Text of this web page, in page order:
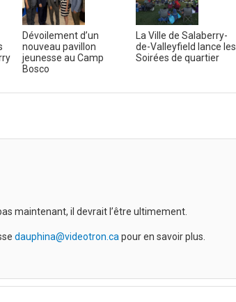
Dévoilement d’un
nouveau pavillon
jeunesse au Camp
Bosco
La Ville de Salaberry-
de-Valleyfield lance les
Soirées de quartier
maintenant, il devrait l’être ultimement.
dauphina@videotron.ca pour en savoir plus.